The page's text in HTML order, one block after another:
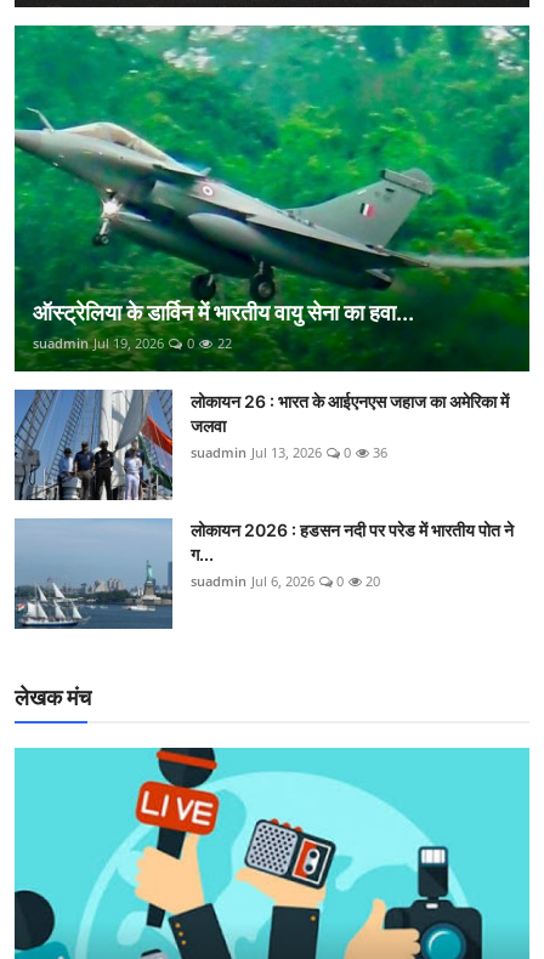
ऑस्ट्रेलिया के डार्विन में भारतीय वायु सेना का हवा...
suadmin Jul 19, 2026 0 22
लोकायन 26 : भारत के आईएनएस जहाज का अमेरिका में
जलवा
suadmin Jul 13, 2026 0 36
लोकायन 2026 : हडसन नदी पर परेड में भारतीय पोत ने
ग...
suadmin Jul 6, 2026 0 20
लेखक मंच